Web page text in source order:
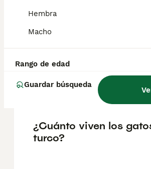
Hembra
Macho
Rango de edad
Guardar búsqueda
criadores responsables que
Informarse bien y comparar
¿Qué es un gato van
¿Cuánto viven los
turco?